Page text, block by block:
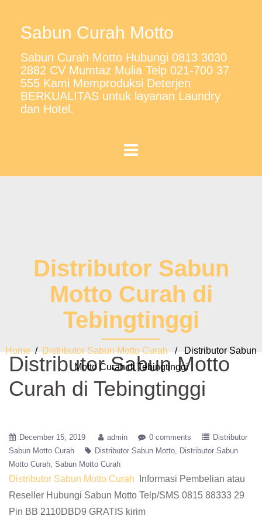
Sabun Curah Motto
Sabun Curah Motto Hubungi 0813 3030
2882 CV Mumtaz Mulia Telp 021-700 37
555 Kami Memproduksi Deterjen
BERKUALITAS untuk layanan Laundry
dan Hotel.
Distributor Sabun
Motto Curah di
Tebingtinggi
Home / Distributor Sabun Motto Curah / Distributor Sabun
Motto Curah di Tebingtinggi
Distributor Sabun Motto
Curah di Tebingtinggi
December 15, 2019 admin 0 comments
Distributor
Sabun Motto Curah
Distributor Sabun Motto
Distributor Sabun
Motto Curah Sabun Motto Curah
Distributor Sabun Motto Curah
Informasi Pembelian atau
Reseller Hubungi Sabun Motto Telp/SMS 0815 88333 29
Pin BB 2110DBD9 GRATIS kirim